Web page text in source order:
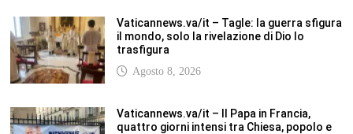
Vaticannews.va/it – Tagle: la guerra sfigura
il mondo, solo la rivelazione di Dio lo
trasfigura
Agosto 8, 2026
Vaticannews.va/it – Il Papa in Francia,
quattro giorni intensi tra Chiesa, popolo e